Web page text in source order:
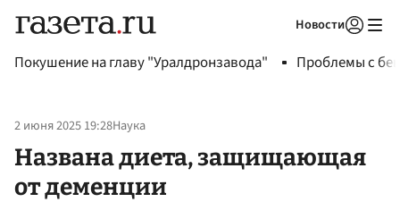
Новости
Покушение на главу "Уралдронзавода" Проблемы с
2 июня 2025 19:28Наука
Названа диета, защищающая
от деменции